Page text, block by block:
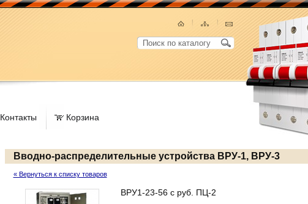
Контакты Корзина
Вводно-распределительные устройства ВРУ-1, ВРУ-3
« Вернуться к списку товаров
ВРУ1-23-56 с руб. ПЦ-2